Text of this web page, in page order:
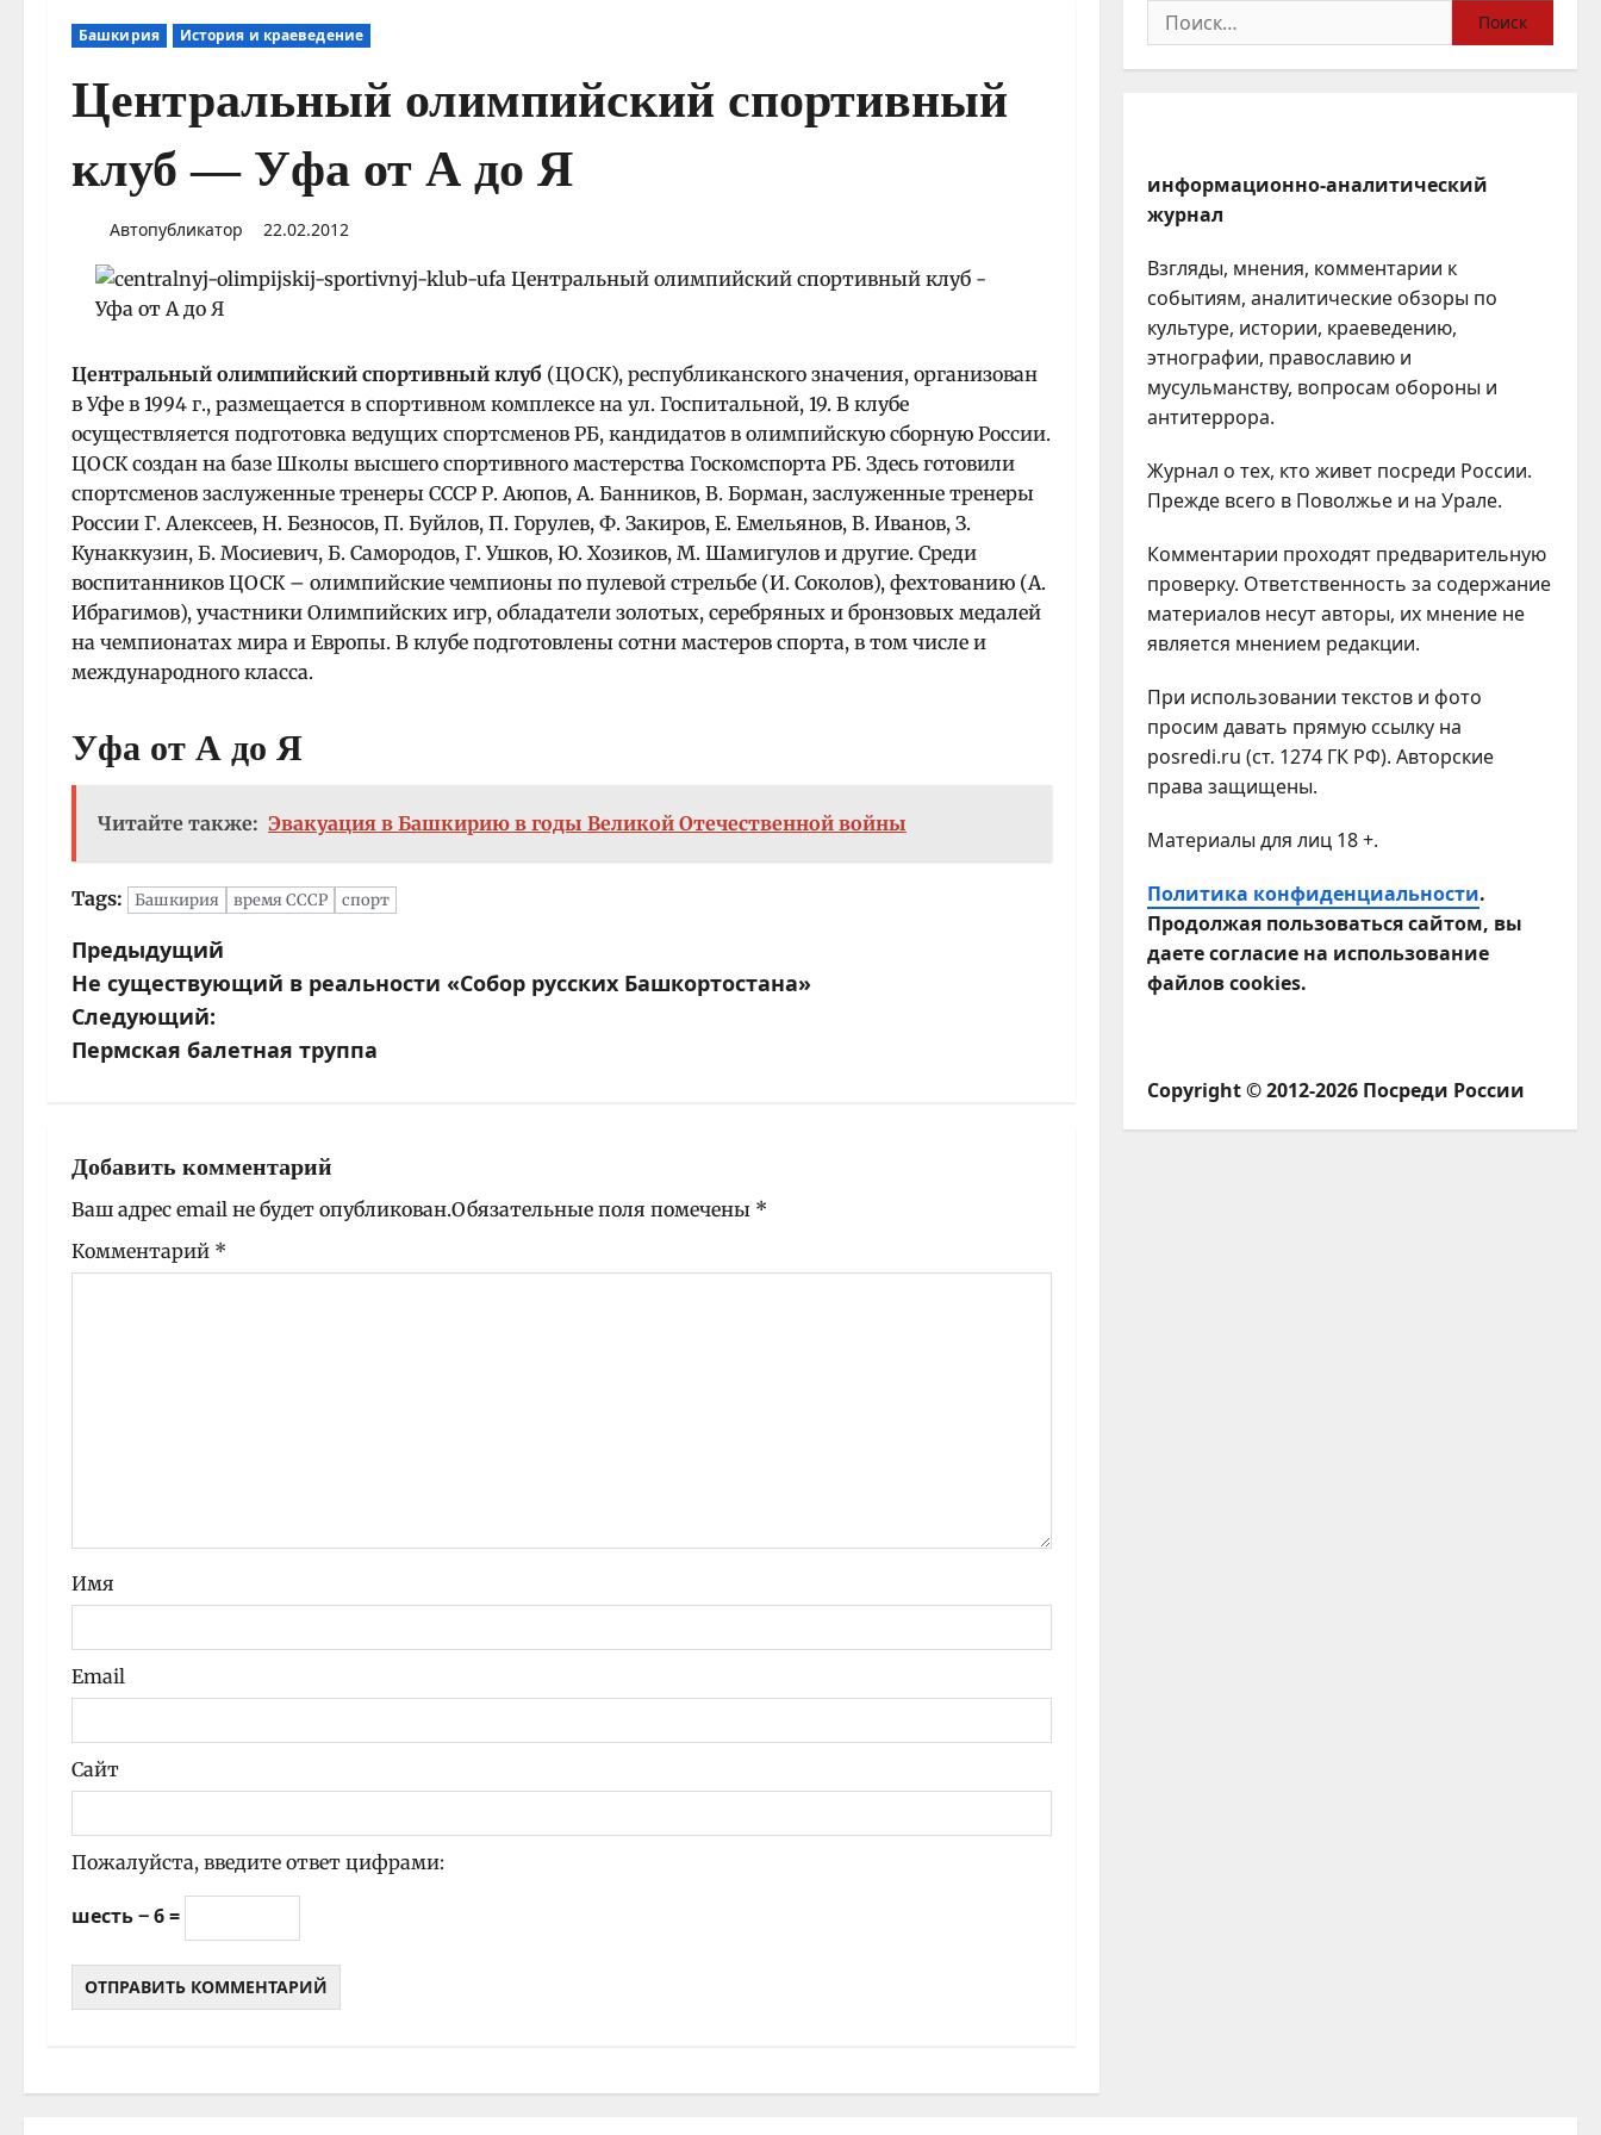
Башкирия История и краеведение
Центральный олимпийский спортивный
клуб — Уфа от А до Я
Автопубликатор 22.02.2012
Центральный олимпийский спортивный клуб (ЦОСК), республиканского значения, организован
в Уфе в 1994 г., размещается в спортивном комплексе на ул. Госпитальной, 19. В клубе
осуществляется подготовка ведущих спортсменов РБ, кандидатов в олимпийскую сборную России.
ЦОСК создан на базе Школы высшего спортивного мастерства Госкомспорта РБ. Здесь готовили
спортсменов заслуженные тренеры СССР Р. Аюпов, А. Банников, В. Борман, заслуженные тренеры
России Г. Алексеев, Н. Безносов, П. Буйлов, П. Горулев, Ф. Закиров, Е. Емельянов, В. Иванов, З.
Кунаккузин, Б. Мосиевич, Б. Самородов, Г. Ушков, Ю. Хозиков, М. Шамигулов и другие. Среди
воспитанников ЦОСК – олимпийские чемпионы по пулевой стрельбе (И. Соколов), фехтованию (А.
Ибрагимов), участники Олимпийских игр, обладатели золотых, серебряных и бронзовых медалей
на чемпионатах мира и Европы. В клубе подготовлены сотни мастеров спорта, в том числе и
международного класса.
Уфа от А до Я
Читайте также: Эвакуация в Башкирию в годы Великой Отечественной войны
Tags: Башкирия время СССР спорт
Н
а
в
г
а
ц
и
с
и
Предыдущий
Не существующий в реальности «Собор русских Башкортостана»
Следующий:
Пермская балетная труппа
Добавить комментарий
Ваш адрес email не будет опубликован.Обязательные поля помечены *
Комментарий *
Имя
Email
Сайт
Пожалуйста, введите ответ цифрами:
шесть − 6 =
Найти:
информационно-аналитический
журнал
Взгляды, мнения, комментарии к
событиям, аналитические обзоры по
культуре, истории, краеведению,
этнографии, православию и
мусульманству, вопросам обороны и
антитеррора.
Журнал о тех, кто живет посреди России.
Прежде всего в Поволжье и на Урале.
Комментарии проходят предварительную
проверку. Ответственность за содержание
материалов несут авторы, их мнение не
является мнением редакции.
При использовании текстов и фото
просим давать прямую ссылку на
posredi.ru (ст. 1274 ГК РФ). Авторские
права защищены.
Материалы для лиц 18 +.
Политика конфиденциальности.
Продолжая пользоваться сайтом, вы
даете согласие на использование
файлов cookies.
Copyright © 2012-2026 Посреди России